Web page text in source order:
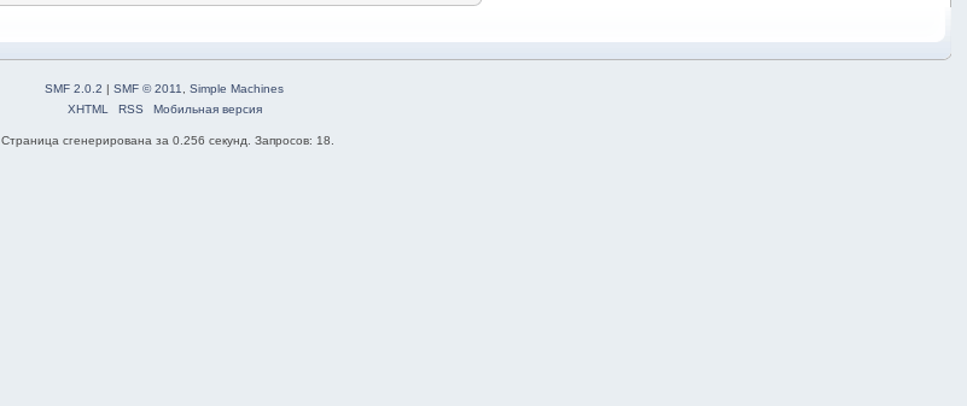
SMF 2.0.2 |SMF © 2011 ,Simple Machines
XHTML
RSS Мобильная версия
Страница сгенерирована за 0.256 секунд. Запросов: 18.